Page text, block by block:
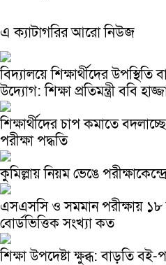
এ ক্যাটাগরির আরো নিউজ
বিদ্যালয়ে শিক্ষার্থীদের
উদ্যোগ: শিক্ষা প্রতিমন্ত্রী ববি
শিক্ষার্থীদের চাপ কমাতে
পরীক্ষা পদ্ধতি
কুমিল্লায় নিয়ম ভেঙে
এসএসসি ও সমমান পরীক্ষায় ১৮
বোর্ডভিত্তিক সংখ্যা কত
শিক্ষা উপদেষ্টা ক্ষুব্ধ: বাড়তি বই-